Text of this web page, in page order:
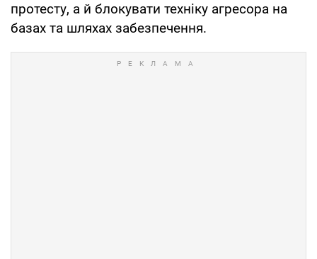
протесту, а й блокувати техніку агресора на
базах та шляхах забезпечення.